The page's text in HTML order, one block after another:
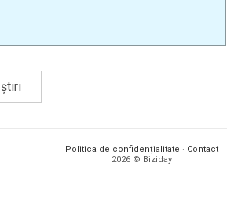
Politica de confidențialitate · Contact
2026 © Biziday